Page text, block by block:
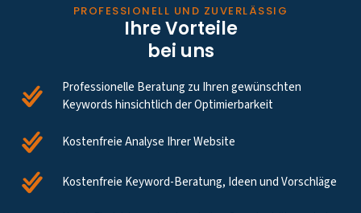
PROFESSIONELL UND ZUVERLÄSSIG
Ihre Vorteile
bei uns
Professionelle Beratung zu Ihren gewünschten
Keywords hinsichtlich der Optimierbarkeit
Kostenfreie Analyse Ihrer Website
Kostenfreie Keyword-Beratung, Ideen und Vorschläge